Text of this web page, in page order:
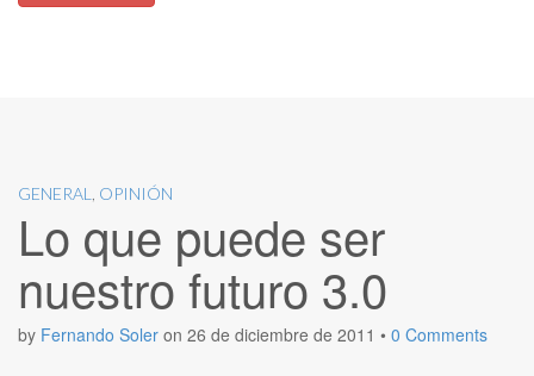
GENERAL OPINIÓN
Lo que puede ser
nuestro futuro 3.0
by Fernando Soler on 26 de diciembre de 2011 • 0 Comments